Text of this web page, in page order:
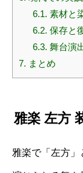
6.1. 素材と
6.2. 保存と
6.3. 舞台演
7. まとめ
雅楽 左方
雅楽で「左方